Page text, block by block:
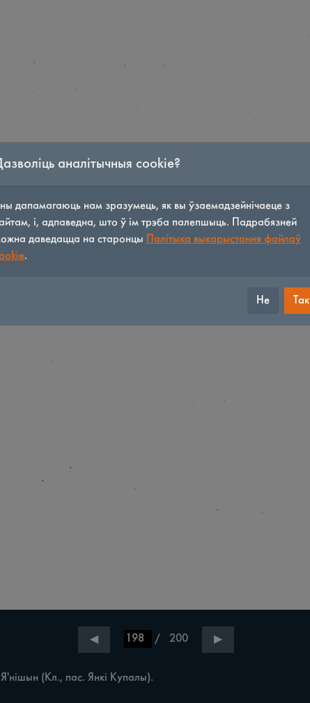
◀ / 200 ▶
(Кл., пас. Янкі Купалы).
аналітычныя cookie?
дапамагаюць нам зразумець, як вы ўзаемадзейнічаеце з
і, адпаведна, што ў ім трэба палепшыць. Падрабязней
даведацца на старонцы
Палітыка выкарыстання файлаў
.
Не Так